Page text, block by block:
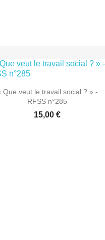
 Aperçu rapide
Que veut le travail social ? » -
RFSS n°285
15,00 €